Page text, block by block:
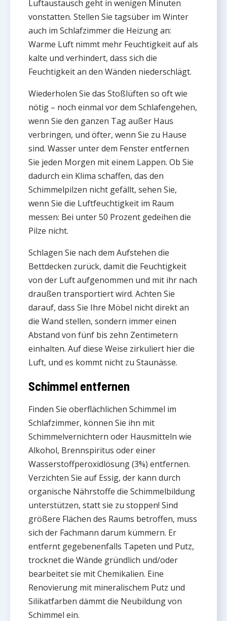
Luftaustausch geht in wenigen Minuten
vonstatten. Stellen Sie tagsüber im Winter
auch im Schlafzimmer die Heizung an:
Warme Luft nimmt mehr Feuchtigkeit auf als
kalte und verhindert, dass sich die
Feuchtigkeit an den Wänden niederschlägt.
Wiederholen Sie das Stoßlüften so oft wie
nötig – noch einmal vor dem Schlafengehen,
wenn Sie den ganzen Tag außer Haus
verbringen, und öfter, wenn Sie zu Hause
sind. Wasser unter dem Fenster entfernen
Sie jeden Morgen mit einem Lappen. Ob Sie
dadurch ein Klima schaffen, das den
Schimmelpilzen nicht gefällt, sehen Sie,
wenn Sie die Luftfeuchtigkeit im Raum
messen: Bei unter 50 Prozent gedeihen die
Pilze nicht.
Schlagen Sie nach dem Aufstehen die
Bettdecken zurück, damit die Feuchtigkeit
von der Luft aufgenommen und mit ihr nach
draußen transportiert wird. Achten Sie
darauf, dass Sie Ihre Möbel nicht direkt an
die Wand stellen, sondern immer einen
Abstand von fünf bis zehn Zentimetern
einhalten. Auf diese Weise zirkuliert hier die
Luft, und es kommt nicht zu Staunässe.
Schimmel entfernen
Finden Sie oberflächlichen Schimmel im
Schlafzimmer, können Sie ihn mit
Schimmelvernichtern oder Hausmitteln wie
Alkohol, Brennspiritus oder einer
Wasserstoffperoxidlösung (3%) entfernen.
Verzichten Sie auf Essig, der kann durch
organische Nährstoffe die Schimmelbildung
unterstützen, statt sie zu stoppen! Sind
größere Flächen des Raums betroffen, muss
sich der Fachmann darum kümmern. Er
entfernt gegebenenfalls Tapeten und Putz,
trocknet die Wände gründlich und/oder
bearbeitet sie mit Chemikalien. Eine
Renovierung mit mineralischem Putz und
Silikatfarben dämmt die Neubildung von
Schimmel ein.